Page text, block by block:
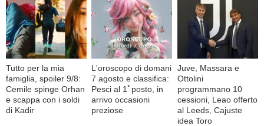
Tutto per la mia
famiglia, spoiler 9/8:
Cemile spinge Orhan
e scappa con i soldi
di Kadir
L'oroscopo di domani
7 agosto e classifica:
Pesci al 1ﾟposto, in
arrivo occasioni
preziose
Juve, Massara e
Ottolini
programmano 10
cessioni, Leao offerto
al Leeds, Cajuste
idea Toro